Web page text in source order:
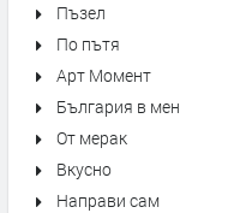
Пъзел
По пътя
Арт Момент
България в мен
От мерак
Вкусно
Направи сам